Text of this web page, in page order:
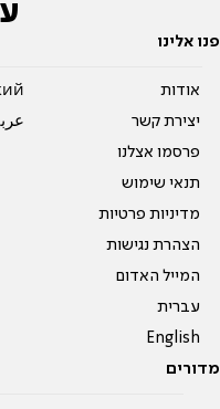
פנו אלינו
אודות
יצירת קשר
פרסמו אצלנו
תנאי שימוש
מדיניות פרטיות
הצהרת נגישות
המייל האדום
עברית
English
מדורים